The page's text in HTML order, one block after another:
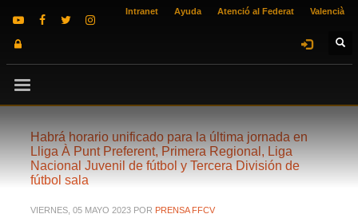
Intranet Ayuda Atenció al Federat Valencià
Habrá horario unificado para la última jornada en
Lliga À Punt Preferent, Primera Regional, Liga
Nacional Juvenil de fútbol y Tercera División de
fútbol sala
VIERNES, 05 MAYO 2023 POR PRENSA FFCV